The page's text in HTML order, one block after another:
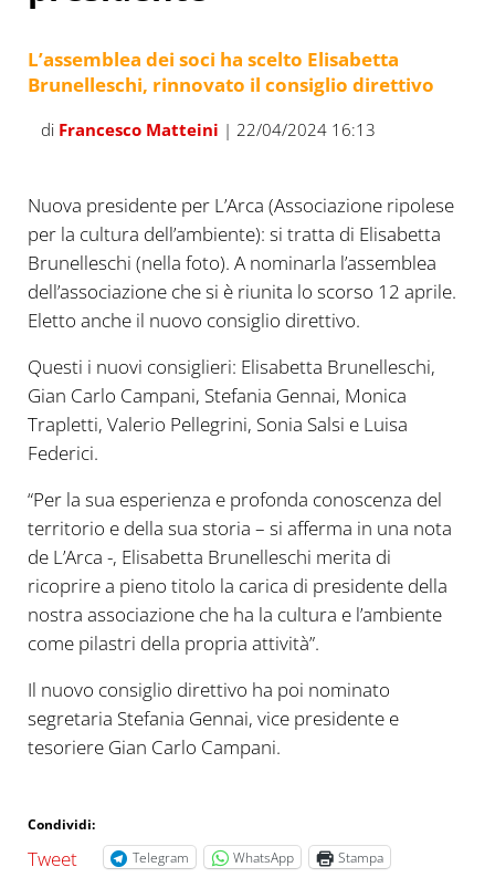
L’assemblea dei soci ha scelto Elisabetta
Brunelleschi, rinnovato il consiglio direttivo
di Francesco Matteini | 22/04/2024 16:13
Nuova presidente per L’Arca (Associazione ripolese
per la cultura dell’ambiente): si tratta di Elisabetta
Brunelleschi (nella foto). A nominarla l’assemblea
dell’associazione che si è riunita lo scorso 12 aprile.
Eletto anche il nuovo consiglio direttivo.
Questi i nuovi consiglieri: Elisabetta Brunelleschi,
Gian Carlo Campani, Stefania Gennai, Monica
Trapletti, Valerio Pellegrini, Sonia Salsi e Luisa
Federici.
“Per la sua esperienza e profonda conoscenza del
territorio e della sua storia – si afferma in una nota
de L’Arca -, Elisabetta Brunelleschi merita di
ricoprire a pieno titolo la carica di presidente della
nostra associazione che ha la cultura e l’ambiente
come pilastri della propria attività”.
Il nuovo consiglio direttivo ha poi nominato
segretaria Stefania Gennai, vice presidente e
tesoriere Gian Carlo Campani.
Condividi:
Tweet Telegram WhatsApp Stampa